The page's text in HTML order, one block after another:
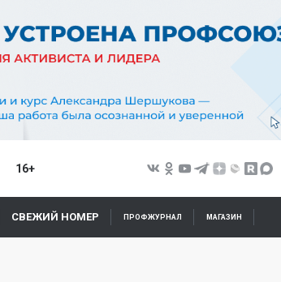
16+
СВЕЖИЙ НОМЕР ПРОФЖУРНАЛ МАГАЗИН